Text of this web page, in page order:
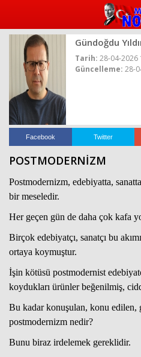
Gündoğdu
Tarih: 28-04-2026
Güncelleme: 28-
Facebook Twitter
POSTMODERNİZM
Postmodernizm, edebiyatta,
bir meseledir.
Her geçen gün de daha çok kafa
Birçok edebiyatçı, sanatçı bu
ortaya koymuştur.
İşin kötüsü postmodernist
koydukları ürünler beğenilmiş,
Bu kadar konuşulan, konu edilen,
postmodernizm nedir?
Bunu biraz irdelemek gereklidir.